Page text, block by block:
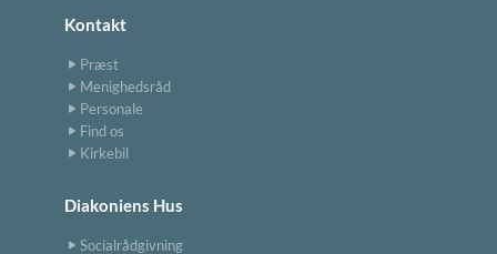
Kontakt
Præst
Menighedsråd
Personale
Find os
Kirkebil
Diakoniens Hus
Socialrådgivning